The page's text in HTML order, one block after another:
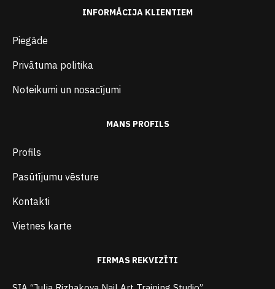
INFORMĀCIJA KLIENTIEM
Piegāde
Privātuma politika
Noteikumi un nosacījumi
MANS PROFILS
Profils
Pasūtījumu vēsture
Kontakti
Vietnes karte
FIRMAS REKVIZĪTI